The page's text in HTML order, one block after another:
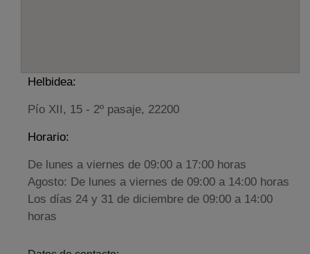
Helbidea:
Pío XII, 15 - 2º pasaje, 22200
Horario:
De lunes a viernes de 09:00 a 17:00 horas
Agosto: De lunes a viernes de 09:00 a 14:00 horas
Los días 24 y 31 de diciembre de 09:00 a 14:00
horas